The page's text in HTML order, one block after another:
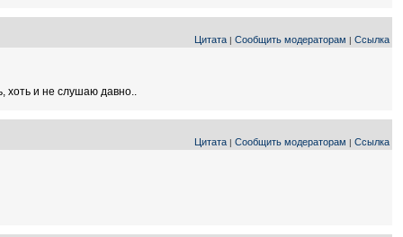
Цитата Сообщить модераторам Ссылка
хоть и не слушаю давно..
Цитата Сообщить модераторам Ссылка